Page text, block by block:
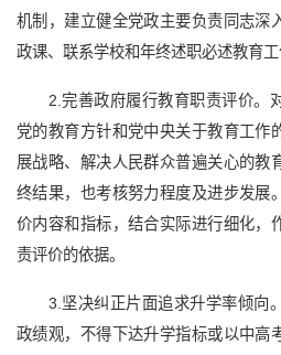
机制，建立健全党政主要负责同志深
政课、联系学校和年终述职必述教育工
2.完善政府履行教育职责评价。
党的教育方针和党中央关于教育工作
展战略、解决人民群众普遍关心的教
终结果，也考核努力程度及进步发展
价内容和指标，结合实际进行细化，
责评价的依据。
3.坚决纠正片面追求升学率倾向
政绩观，不得下达升学指标或以中高